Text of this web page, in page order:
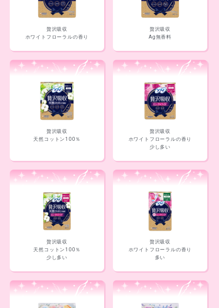
贅沢吸収
ホワイトフローラルの香り
贅沢吸収
Ag無香料
贅沢吸収
天然コットン100％
贅沢吸収
ホワイトフローラルの香り
少し多い
贅沢吸収
天然コットン100％
少し多い
贅沢吸収
ホワイトフローラルの香り
多い